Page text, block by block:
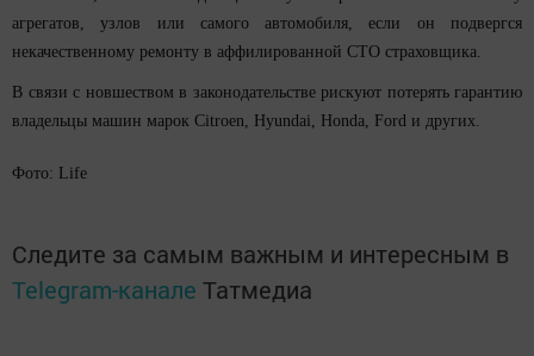
агрегатов, узлов или самого автомобиля, если он подвергся
некачественному ремонту в аффилированной СТО страховщика.
В связи с новшеством в законодательстве рискуют потерять гарантию
владельцы машин марок Citroen, Hyundai, Honda, Ford и других.
Фото: Life
Следите за самым важным и интересным в
Telegram-канале Татмедиа